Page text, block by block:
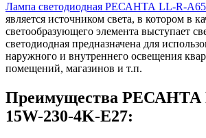
Лампа светодиодная РЕСАНТА LL-R-
является источником света, в котором в
светообразующего элемента выступает
светодиодная предназначена для
наружного и внутреннего освещения
помещений, магазинов и т.п.
Преимущества РЕСАНТА
15W-230-4K-E27: